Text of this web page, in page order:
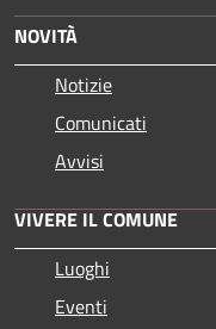
NOVITÀ
Notizie
Comunicati
Avvisi
VIVERE IL COMUNE
Luoghi
Eventi